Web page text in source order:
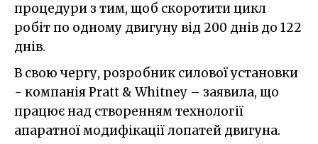
процедури з тим, щоб скоротити цикл
робіт по одному двигуну від 200 днів до 122
днів.
В свою чергу, розробник силової установки
- компанія Pratt & Whitney – заявила, що
працює над створенням технології
апаратної модифікації лопатей двигуна.